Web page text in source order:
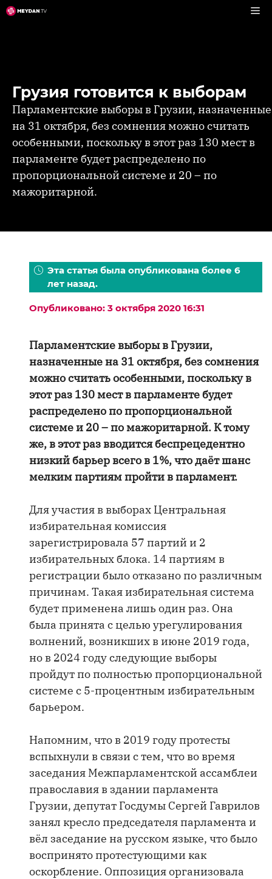
Перейти
Грузия готовится к выборам
Парламентские выборы в Грузии, назначенные
на 31 октября, без сомнения можно считать
особенными, поскольку в этот раз 130 мест в
парламенте будет распределено по
пропорциональной системе и 20 – по
мажоритарной.
Эта статья была опубликована более 6
лет назад.
Опубликовано: 3 октября 2020 16:31
Парламентские выборы в Грузии,
назначенные на 31 октября, без сомнения
можно считать особенными, поскольку в
этот раз 130 мест в парламенте будет
распределено по пропорциональной
системе и 20 – по мажоритарной. К тому
же, в этот раз вводится беспрецедентно
низкий барьер всего в 1%, что даёт шанс
мелким партиям пройти в парламент.
Для участия в выборах Центральная
избирательная комиссия
зарегистрировала 57 партий и 2
избирательных блока. 14 партиям в
регистрации было отказано по различным
причинам. Такая избирательная система
будет применена лишь один раз. Она
была принята с целью урегулирования
волнений, возникших в июне 2019 года,
но в 2024 году следующие выборы
пройдут по полностью пропорциональной
системе с 5-процентным избирательным
барьером.
Напомним, что в 2019 году протесты
вспыхнули в связи с тем, что во время
заседания Межпарламентской ассамблеи
православия в здании парламента
Грузии, депутат Госдумы Сергей Гаврилов
занял кресло председателя парламента и
вёл заседание на русском языке, что было
воспринято протестующими как
оскорбление. Оппозиция организовала